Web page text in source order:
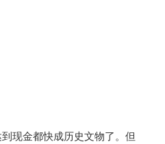
现金都快成历史文物了。但